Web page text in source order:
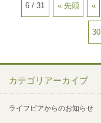
6 / 31 « 先頭 «
30
カテゴリアーカイブ
ライフピアからのお知らせ